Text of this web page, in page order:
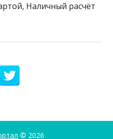
Наличный расчёт
© 2026